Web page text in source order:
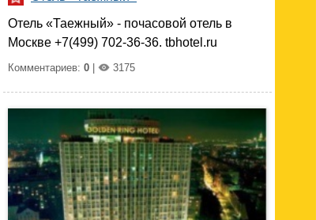
Отель «Таежный» - почасовой отель в
Москве +7(499) 702-36-36. tbhotel.ru
Комментариев: 0 3175